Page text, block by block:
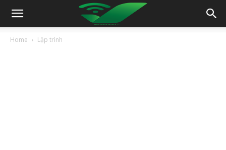
Home Lập trình